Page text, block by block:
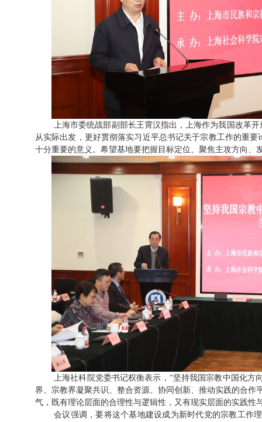
上海市委统战部副部长王霄汉指出，上海作为我国改革
从实际出发，更好贯彻落实习近平总书记关于宗教工作的重
十分重要的意义。希望基地要把握目标定位、聚焦主攻方向
上海社科院党委书记权衡表示，“坚持我国宗教中国化方
界、宗教界凝聚共识、整合资源、协同创新、推动实践的合作
气，既有理论层面的合理性与逻辑性，又有现实层面的实践性
会议强调，要将这个基地建设成为新时代党的宗教工作